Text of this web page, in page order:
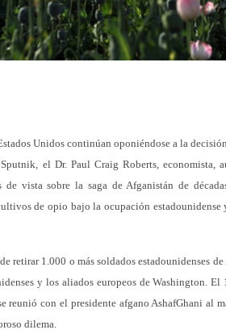
Unidos continúan oponiéndose a la
el Dr. Paul Craig Roberts, economista,
de vista sobre la saga de Afganistán de
de opio bajo la ocupación estadounidense
retirar 1.000 o más soldados estadounidenses
y los aliados europeos de Washington.
reunió con el presidente afgano AshafGhani al
dilema.